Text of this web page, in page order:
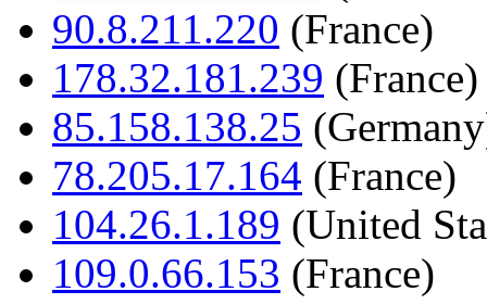
90.8.211.220 (France)
178.32.181.239 (France)
85.158.138.25
78.205.17.164 (France)
104.26.1.189 (United
109.0.66.153 (France)